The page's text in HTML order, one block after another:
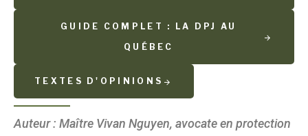
GUIDE COMPLET : LA DPJ AU
QUÉBEC
TEXTES D'OPINIONS
Auteur : Maître Vivan Nguyen, avocate en protection